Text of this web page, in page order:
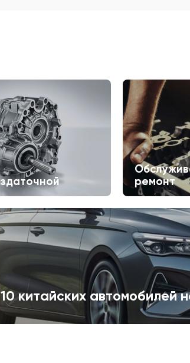
ремонт
китайских автомобилей